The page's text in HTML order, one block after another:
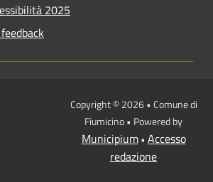
2025
Copyright © 2026 • Comune di
Fiumicino • Powered by
Municipium• Accesso
redazione